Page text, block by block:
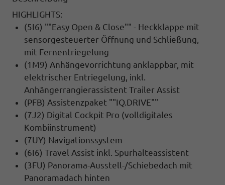
HIGHLIGHTS:
(5I6) ""Easy Open & Close"" - Heckklappe mit
sensorgesteuerter Öffnung und Schließung,
mit Fernentriegelung
(1M9) Anhängevorrichtung anklappbar, mit
elektrischer Entriegelung, inkl.
Anhängerrangierassistent Trailer Assist
(PFB) Assistenzpaket ""IQ.DRIVE""
(7J2) Digital Cockpit Pro (volldigitales
Kombiinstrument)
(7UY) Navigationssystem
(6I6) Travel Assist inkl. Spurhalteassistent
(3FU) Panorama-Ausstell-/Schiebedach mit
Panoramadach hinten